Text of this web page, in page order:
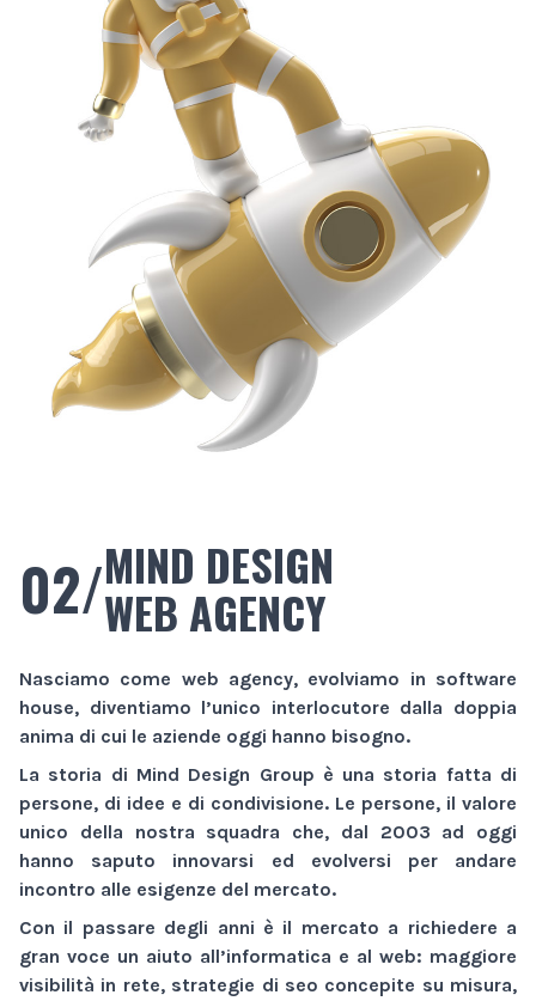
02/MIND DESIGN
WEB AGENCY
Nasciamo come web agency, evolviamo in software
house, diventiamo l’unico interlocutore dalla doppia
anima di cui le aziende oggi hanno bisogno.
La storia di Mind Design Group è una storia fatta di
persone, di idee e di condivisione. Le persone, il valore
unico della nostra squadra che, dal 2003 ad oggi
hanno saputo innovarsi ed evolversi per andare
incontro alle esigenze del mercato.
Con il passare degli anni è il mercato a richiedere a
gran voce un aiuto all’informatica e al web: maggiore
visibilità in rete, strategie di seo concepite su misura,